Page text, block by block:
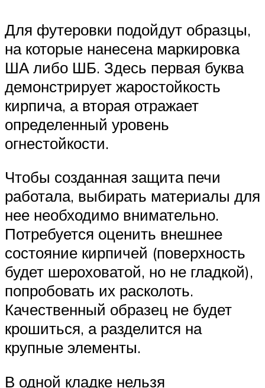
Для футеровки подойдут образцы,
на которые нанесена маркировка
ША либо ШБ. Здесь первая буква
демонстрирует жаростойкость
кирпича, а вторая отражает
определенный уровень
огнестойкости.
Чтобы созданная защита печи
работала, выбирать материалы для
нее необходимо внимательно.
Потребуется оценить внешнее
состояние кирпичей (поверхность
будет шероховатой, но не гладкой),
попробовать их расколоть.
Качественный образец не будет
крошиться, а разделится на
крупные элементы.
В одной кладке нельзя